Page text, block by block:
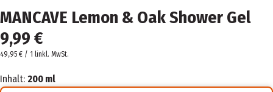
MANCAVE Lemon & Oak Shower Gel
9,99 €
49,95 € / 1 linkl. MwSt.
Inhalt: 200 ml